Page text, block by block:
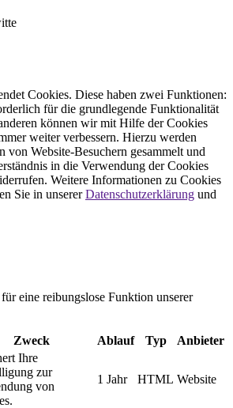
Cookies. Diese haben zwei Funktionen:
für die grundlegende Funktionalität
können wir mit Hilfe der Cookies
weiter verbessern. Hierzu werden
von Website-Besuchern gesammelt und
in die Verwendung der Cookies
Weitere Informationen zu Cookies
Sie in unsererDatenschutzerklärung und
eine reibungslose Funktion unserer
Zweck Ablauf Typ Anbieter
Ihre
zur
von
1 Jahr HTML Website